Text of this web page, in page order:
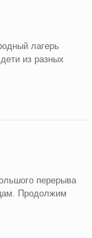
лагерь
из разных
перерыва
Продолжим